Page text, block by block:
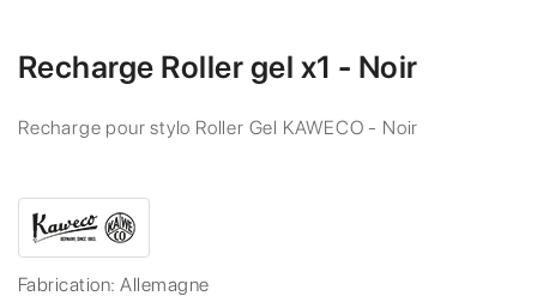
Recharge Roller gel x1 - Noir
Recharge pour stylo Roller Gel KAWECO - Noir
Fabrication:Allemagne